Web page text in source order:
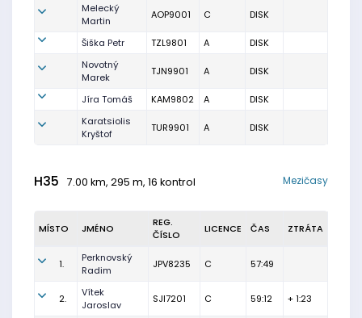
Melecký
Martin
AOP9001 C DISK
Šiška Petr TZL9801 A
DISK
Novotný
Marek
TJN9901 A DISK
Jíra Tomáš KAM9802 A
DISK
Karatsiolis
Kryštof
TUR9901 A DISK
H35 7.00 km, 295 m, 16 kontrol Mezičasy
MÍSTO JMÉNO
REG.
ČÍSLO
LICENCE ČAS ZTRÁTA
1.
Perknovský
Radim
JPV8235 C 57:49
2.
Vítek
Jaroslav
SJI7201 C 59:12 + 1:23